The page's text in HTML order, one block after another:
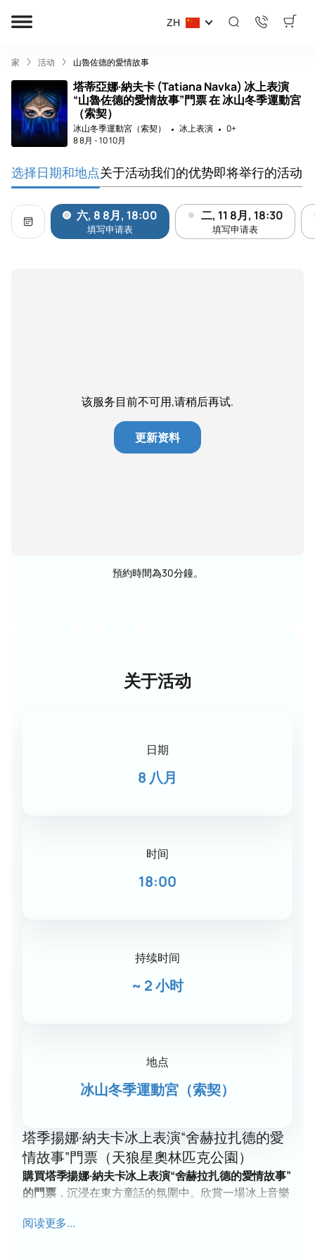
ZH
家 活动 山魯佐德的愛情故事
塔蒂亞娜·納夫卡 (Tatiana Navka) 冰上表演
“山魯佐德的愛情故事”門票 在 冰山冬季運動宮
（索契）
冰山冬季運動宮（索契） 冰上表演
0+
8 8月 -10 10月
选择日期和地点关于活动我们的优势即将举行的活动
该服务目前不可用,请稍后再试.
更新资料
預約時間為30分鐘。
关于活动
日期
8 八月
时间
18:00
持续时间
~ 2 小时
地点
冰山冬季運動宮（索契）
塔季揚娜·納夫卡冰上表演“舍赫拉扎德的愛
情故事”門票（天狼星奧林匹克公園）
購買塔季揚娜·納夫卡冰上表演“舍赫拉扎德的愛情故事”
的門票，沉浸在東方童話的氛圍中。欣賞一場冰上音樂
出中栩栩如生地呈現，演出服裝華麗，佈景精美，花式
阅读更多...